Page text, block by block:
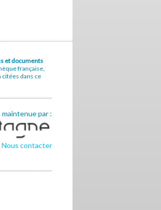
et documents
française,
dans ce
par :
Nous contacter